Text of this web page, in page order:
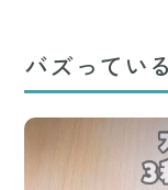
バズってい